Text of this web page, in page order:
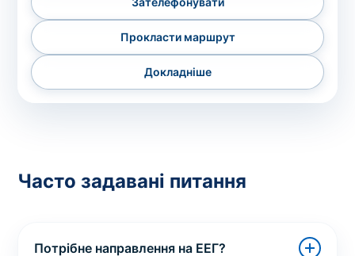
Прокласти маршрут
Докладніше
Часто задавані питання
Потрібне направлення на ЕЕГ?